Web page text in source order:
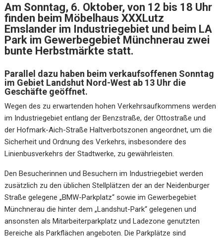
Am Sonntag, 6. Oktober, von 12 bis 18 Uhr
finden beim Möbelhaus XXXLutz
Emslander im Industriegebiet und beim LA
Park im Gewerbegebiet Münchnerau zwei
bunte Herbstmärkte statt.
Parallel dazu haben beim verkaufsoffenen Sonntag
im Gebiet Landshut Nord-West ab 13 Uhr die
Geschäfte geöffnet.
Wegen des zu erwartenden hohen Verkehrsaufkommens werden
im Industriegebiet entlang der Benzstraße, der Ottostraße und
der Hofmark-Aich-Straße Haltverbotszonen angeordnet, um die
Sicherheit und Ordnung des Verkehrs, insbesondere des
Linienbusverkehrs der Stadtwerke, zu gewährleisten.
Den Besucherinnen und Besuchern im Industriegebiet werden
zusätzlich zu den üblichen Stellplätzen der an der Neidenburger
Straße gelegene „BMW-Parkplatz“ sowie im Gewerbegebiet
Münchnerau die hinter dem „Landshut-Park“ gelegenen und
ansonsten als Mitarbeiterparkplatz und Ladezone genutzten
Bereiche als Parkflächen angeboten. Die Parkplätze sind